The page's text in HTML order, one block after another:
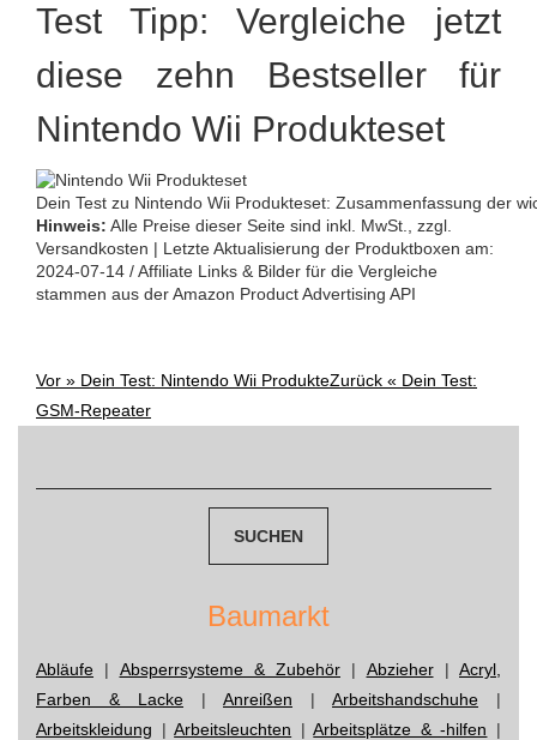
Test Tipp: Vergleiche jetzt
diese zehn Bestseller für
Nintendo Wii Produkteset
Dein Test zu Nintendo Wii Produkteset: Zusammenfassung der
Hinweis: Alle Preise dieser Seite sind inkl. MwSt., zzgl.
Versandkosten | Letzte Aktualisierung der Produktboxen am:
2024-07-14 / Affiliate Links & Bilder für die Vergleiche
stammen aus der Amazon Product Advertising API
Post
Vor » Dein Test: Nintendo Wii ProdukteZurück « Dein Test:
GSM-Repeater
Baumarkt
Abläufe | Absperrsysteme & Zubehör | Abzieher| Acryl,
Farben & Lacke | Anreißen | Arbeitshandschuhe |
Arbeitskleidung |Arbeitsleuchten |Arbeitsplätze & -hilfen |